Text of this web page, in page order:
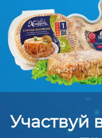
Участвуй